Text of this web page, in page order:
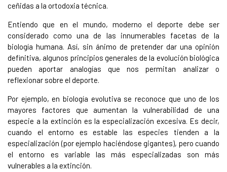
ceñidas a la ortodoxia técnica.
Entiendo que en el mundo, moderno el deporte debe ser
considerado como una de las innumerables facetas de la
biología humana. Así, sin ánimo de pretender dar una opinión
definitiva, algunos principios generales de la evolución biológica
pueden aportar analogías que nos permitan analizar o
reflexionar sobre el deporte.
Por ejemplo, en biología evolutiva se reconoce que uno de los
mayores factores que aumentan la vulnerabilidad de una
especie a la extinción es la especialización excesiva. Es decir,
cuando el entorno es estable las especies tienden a la
especialización (por ejemplo haciéndose gigantes), pero cuando
el entorno es variable las más especializadas son más
vulnerables a la extinción.